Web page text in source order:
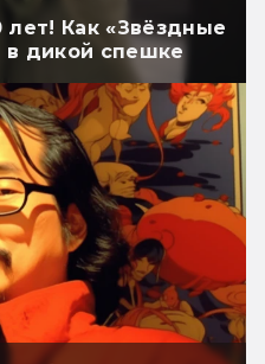
Как «Звёздные
в дикой спешке